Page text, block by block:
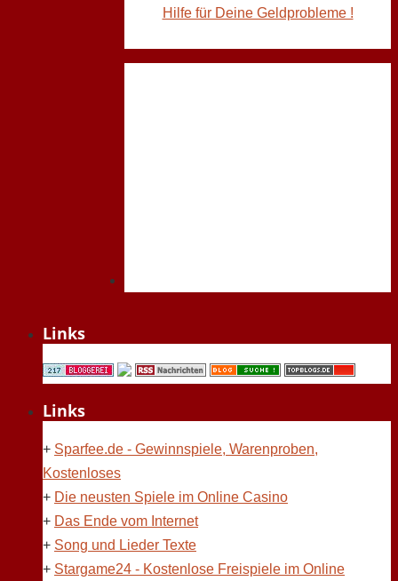
Hilfe für Deine Geldprobleme !
Links
Links
+ Sparfee.de - Gewinnspiele, Warenproben,
Kostenloses
+ Die neusten Spiele im Online Casino
+ Das Ende vom Internet
+ Song und Lieder Texte
+ Stargame24 - Kostenlose Freispiele im Online